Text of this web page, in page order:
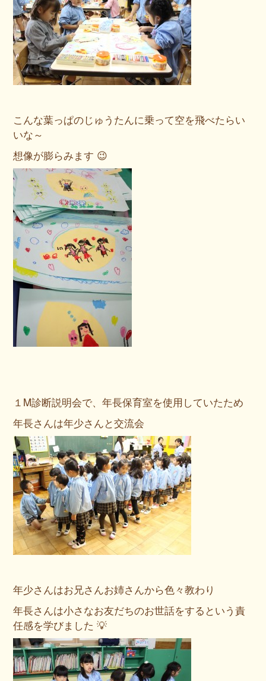
こんな葉っぱのじゅうたんに乗って空を飛べたらい
いな～
想像が膨らみます 😉
１M診断説明会で、年長保育室を使用していたため
年長さんは年少さんと交流会
年少さんはお兄さんお姉さんから色々教わり
年長さんは小さなお友だちのお世話をするという責
任感を学びました 💡